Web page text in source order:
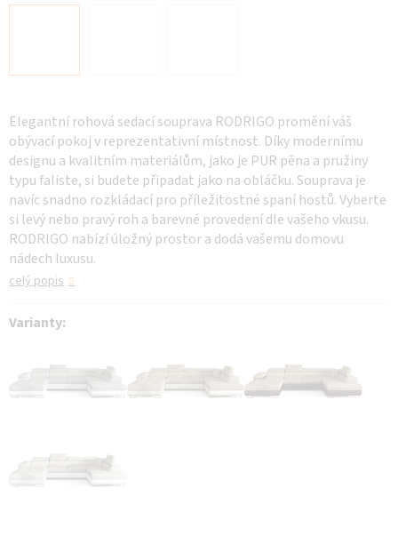
Elegantní rohová sedací souprava RODRIGO promění váš
obývací pokoj v reprezentativní místnost. Díky modernímu
designu a kvalitním materiálům, jako je PUR pěna a pružiny
typu faliste, si budete připadat jako na obláčku. Souprava je
navíc snadno rozkládací pro příležitostné spaní hostů. Vyberte
si levý nebo pravý roh a barevné provedení dle vašeho vkusu.
RODRIGO nabízí úložný prostor a dodá vašemu domovu
nádech luxusu.
celý popis
Varianty: